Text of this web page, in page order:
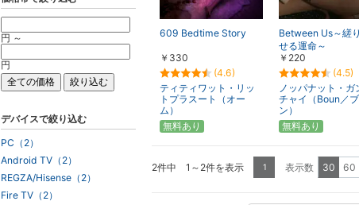
609 Bedtime Story
￥330
(4.6)
ティティワット・リッ
トプラスート（オー
ム）
無料あり
Between Us～縒
せる運命～
￥220
(4.5)
ノッパナット・ガ
チャイ（Boun／
ン）
無料あり
2件中 1～2件を表示 1 表示数 30 60
円 ～
円
デバイスで絞り込む
PC（2）
Android TV（2）
REGZA/Hisense（2）
Fire TV（2）